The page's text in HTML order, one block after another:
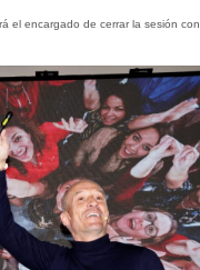
el encargado de cerrar la sesión con